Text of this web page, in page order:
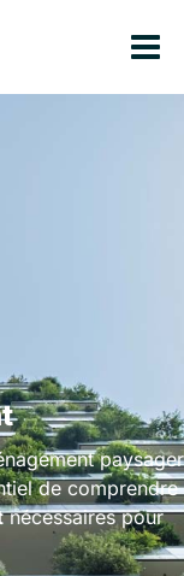
paysager
de comprendre
nécessaires pour